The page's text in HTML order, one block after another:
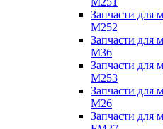
Запчасти для
M252
Запчасти для
M36
Запчасти для
M253
Запчасти для
M26
Запчасти для